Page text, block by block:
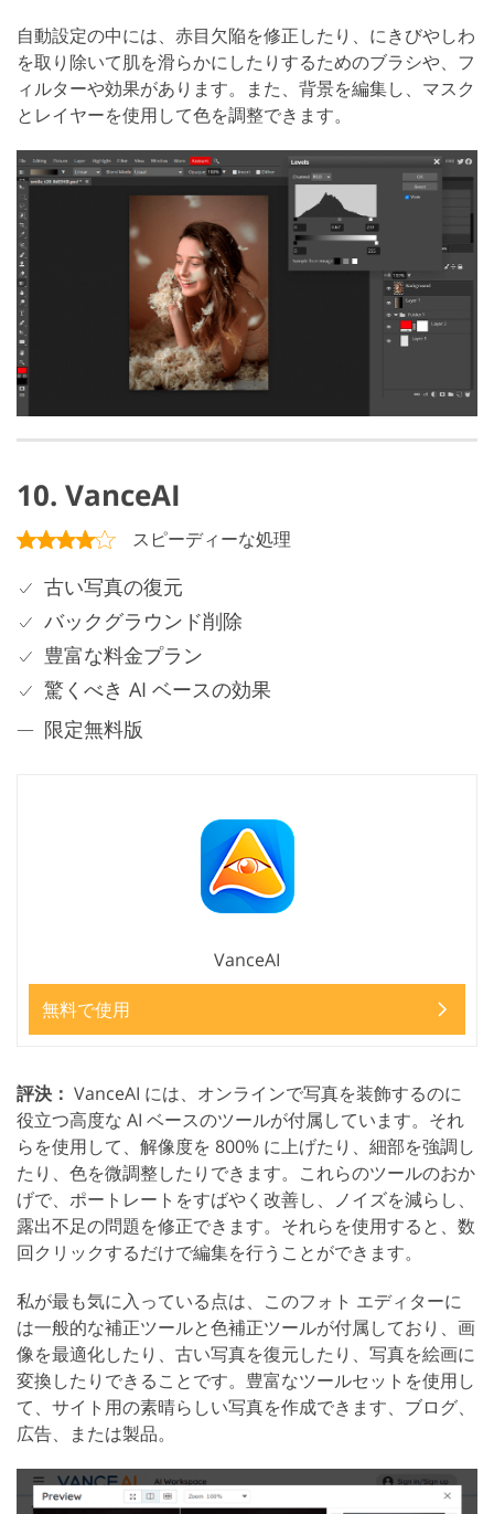
自動設定の中には、赤目欠陥を修正したり、にきびやしわ
を取り除いて肌を滑らかにしたりするためのブラシや、フ
ィルターや効果があります。また、背景を編集し、マスク
とレイヤーを使用して色を調整できます。
10. VanceAI
スピーディーな処理
古い写真の復元
バックグラウンド削除
豊富な料金プラン
驚くべき AI ベースの効果
限定無料版
VanceAI
無料で使用
評決： VanceAI には、オンラインで写真を装飾するのに
役立つ高度な AI ベースのツールが付属しています。それ
らを使用して、解像度を 800% に上げたり、細部を強調し
たり、色を微調整したりできます。これらのツールのおか
げで、ポートレートをすばやく改善し、ノイズを減らし、
露出不足の問題を修正できます。それらを使用すると、数
回クリックするだけで編集を行うことができます。
私が最も気に入っている点は、このフォト エディターに
は一般的な補正ツールと色補正ツールが付属しており、画
像を最適化したり、古い写真を復元したり、写真を絵画に
変換したりできることです。豊富なツールセットを使用し
て、サイト用の素晴らしい写真を作成できます、ブログ、
広告、または製品。